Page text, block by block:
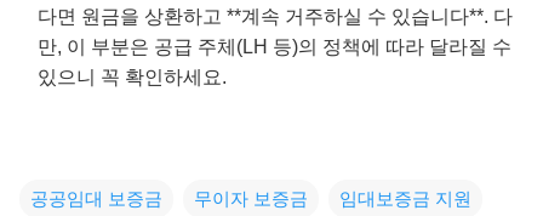
다면 원금을 상환하고 **계속 거주하실 수 있습니다**. 다
만, 이 부분은 공급 주체(LH 등)의 정책에 따라 달라질 수
있으니 꼭 확인하세요.
공공임대 보증금 무이자 보증금 임대보증금 지원